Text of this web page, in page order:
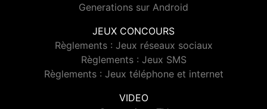
Generations sur Android
JEUX CONCOURS
Règlements : Jeux réseaux sociaux
Règlements : Jeux SMS
Règlements : Jeux téléphone et internet
VIDEO